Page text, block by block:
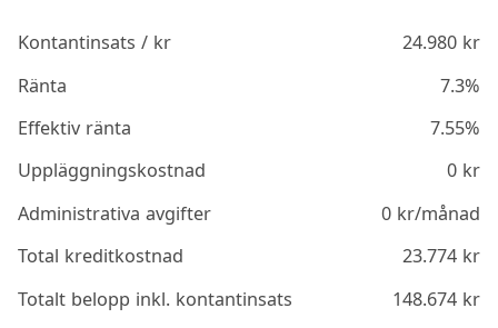
Kontantinsats / kr 24.980kr
Ränta
7.3%
Effektiv ränta
7.55%
Uppläggningskostnad
0kr
Administrativa avgifter
0kr/månad
Total kreditkostnad
23.774kr
Totalt belopp inkl. kontantinsats
148.674kr